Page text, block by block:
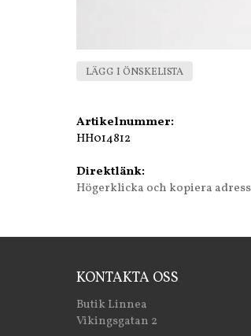
LÄGG I ÖNSKELISTA
Artikelnummer:
HH014812
Direktlänk:
Högerklicka och kopiera
KONTAKTA OSS
Butik Linnea
Vikingsgatan 2